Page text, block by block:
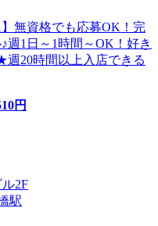
無資格でも応募OK！完
週1日～1時間～OK！好き
週20時間以上入店できる
円
2F
駅